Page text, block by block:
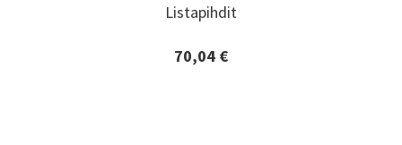
Listapihdit
70,04 €
Listapihdit
Lisätiedot ja tilaaminen